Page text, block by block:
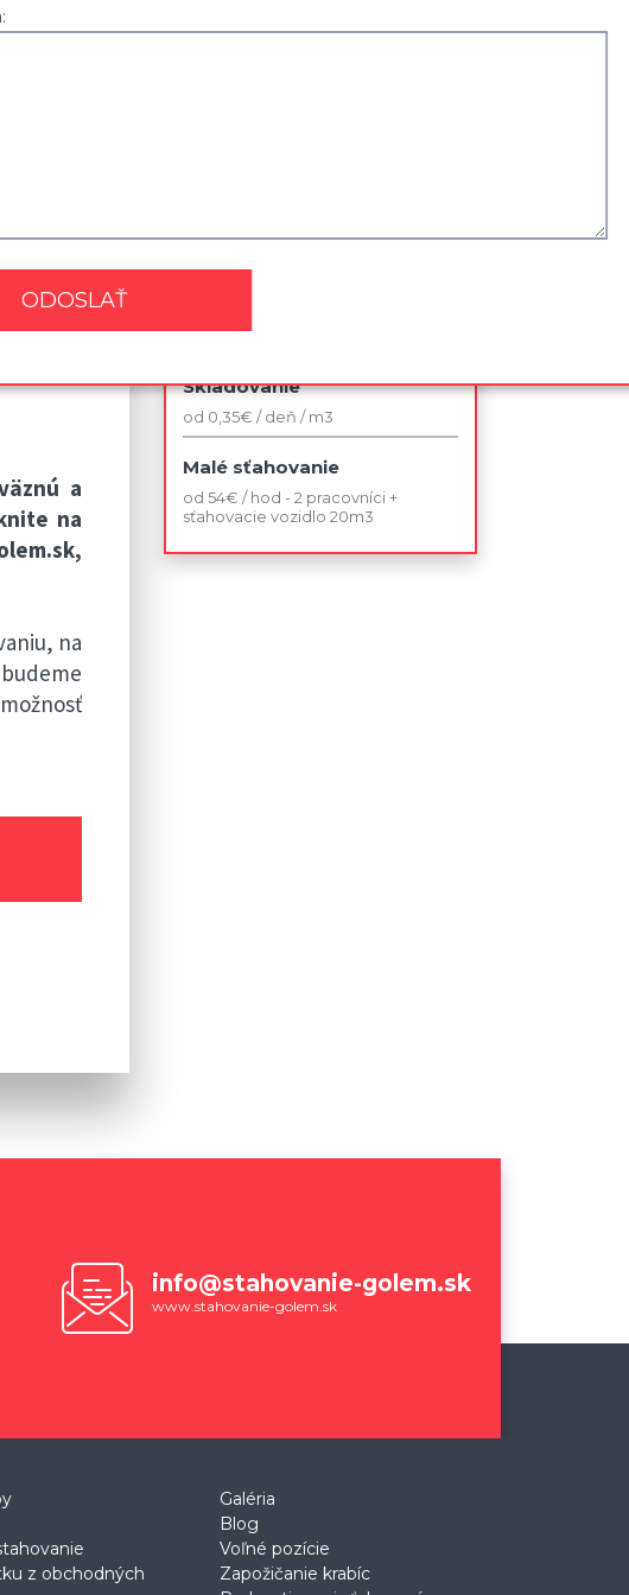
prax.
Naši
aby pri
a
na
,
na
od 75 €
Skladovanie
od 0,35€ / deň / m3
Malé sťahovanie
od 54€ / hod - 2 pracovníci +
sťahovacie vozidlo 20m3
info@stahovanie-golem.sk
www.stahovanie-golem.sk
z obchodných
Galéria
Blog
Voľné pozície
Zapožičanie krabíc